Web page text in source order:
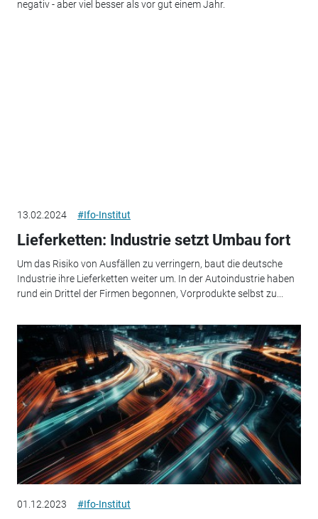
negativ - aber viel besser als vor gut einem Jahr.
13.02.2024 #Ifo-Institut
Lieferketten: Industrie setzt Umbau fort
Um das Risiko von Ausfällen zu verringern, baut die deutsche
Industrie ihre Lieferketten weiter um. In der Autoindustrie haben
rund ein Drittel der Firmen begonnen, Vorprodukte selbst zu...
01.12.2023 #Ifo-Institut